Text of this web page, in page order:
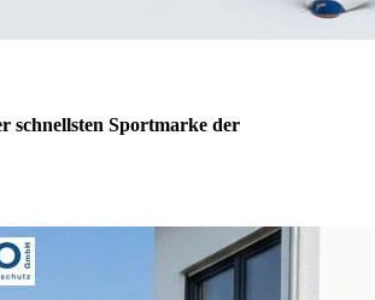
schnellsten Sportmarke der